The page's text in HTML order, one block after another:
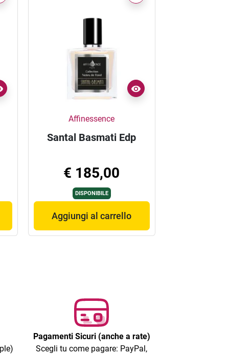
Affinessence
Santal Basmati Edp
€ 185,00
DISPONIBILE
Aggiungi al carrello
Pagamenti Sicuri (anche a rate)
Scegli tu come pagare: PayPal,